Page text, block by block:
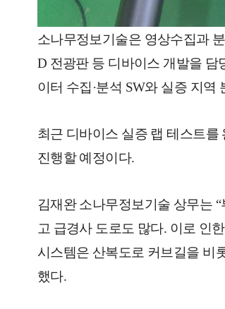
소나무정보기술은 영상수집과
D 전광판 등 디바이스 개발을 담
이터 수집·분석 SW와 실증 지
최근 디바이스 실증 랩 테스트
진행할 예정이다.
김재완 소나무정보기술 상무는
고 급경사 도로도 많다. 이로 인
시스템은 산복도로 커브길을 비
했다.